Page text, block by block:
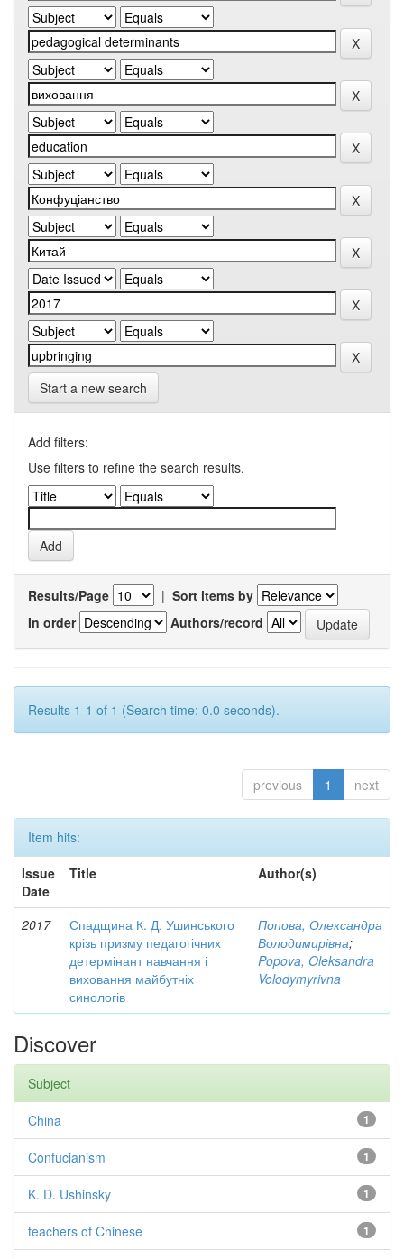
Start a new search
Add filters:
Use filters to refine the search results.
Results/Page | Sort items by
In order
Authors/record
Results 1-1 of 1 (Search time: 0.0 seconds).
previous 1 next
Item hits:
Issue
Date
Title Author(s)
2017
Спадщина К. Д. Ушинського
крізь призму педагогічних
детермінант навчання і
виховання майбутніх
синологів
Попова, Олександра
Володимирівна;
Popova, Oleksandra
Volodymyrivna
Discover
Subject
1
China
1
Confucianism
1
K. D. Ushinsky
1
teachers of Chinese